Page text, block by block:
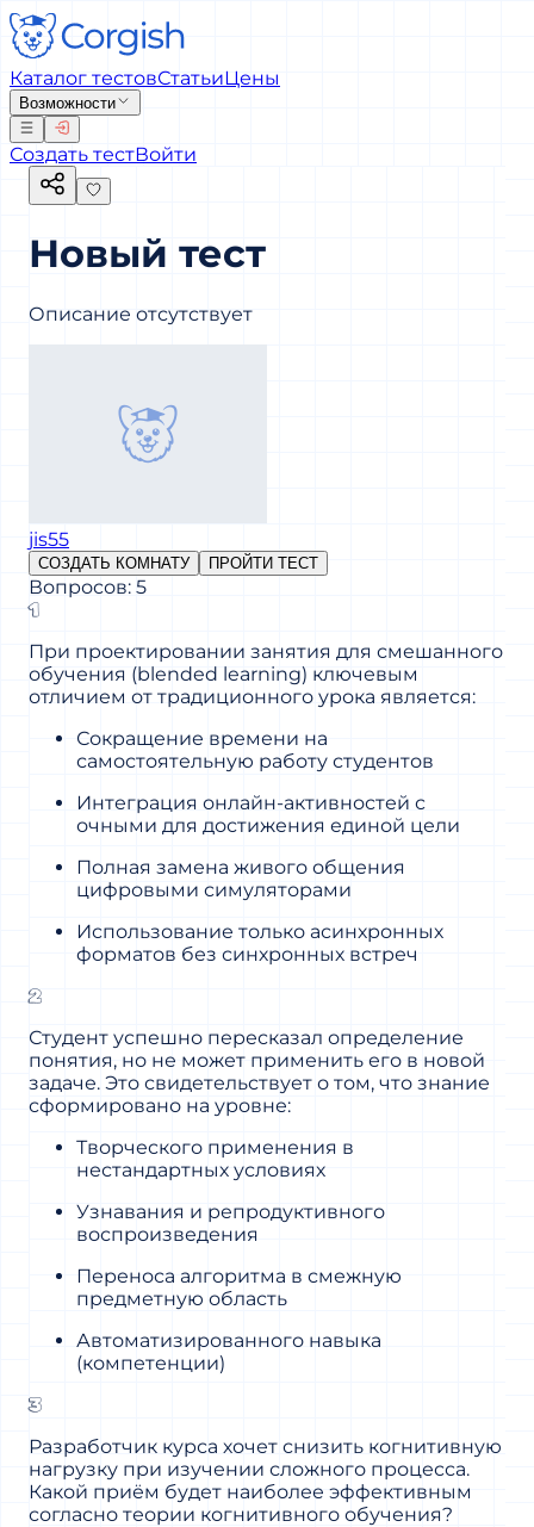
Каталог тестовСтатьиЦены
Возможности
Создать тестВойти
Новый тест
Описание отсутствует
jis55
СОЗДАТЬ КОМНАТУ ПРОЙТИ ТЕСТ
Вопросов: 5
1
При проектировании занятия для смешанного
обучения (blended learning) ключевым
отличием от традиционного урока является:
Сокращение времени на
самостоятельную работу студентов
Интеграция онлайн-активностей с
очными для достижения единой цели
Полная замена живого общения
цифровыми симуляторами
Использование только асинхронных
форматов без синхронных встреч
2
Студент успешно пересказал определение
понятия, но не может применить его в новой
задаче. Это свидетельствует о том, что знание
сформировано на уровне:
Творческого применения в
нестандартных условиях
Узнавания и репродуктивного
воспроизведения
Переноса алгоритма в смежную
предметную область
Автоматизированного навыка
(компетенции)
3
Разработчик курса хочет снизить когнитивную
нагрузку при изучении сложного процесса.
Какой приём будет наиболее эффективным
согласно теории когнитивного обучения?